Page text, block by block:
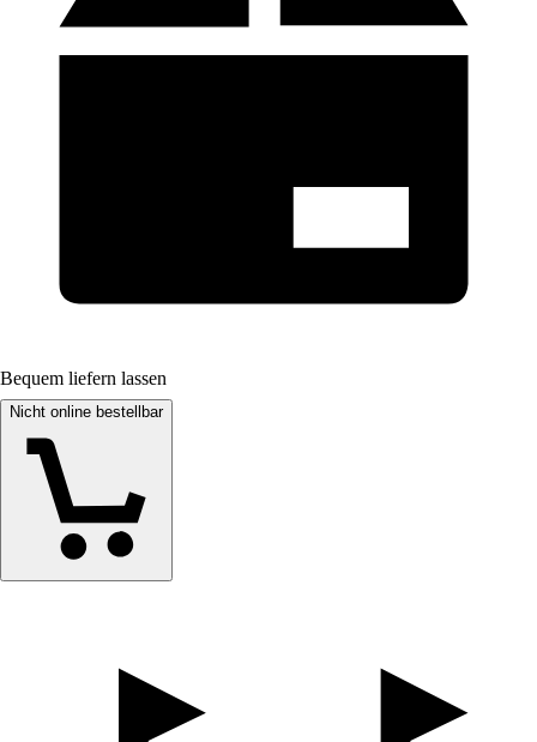
Bequem liefern lassen
Nicht online bestellbar